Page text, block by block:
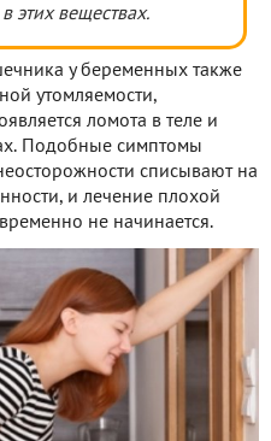
этих веществах.
у беременных также
утомляемости,
ломота в теле и
Подобные симптомы
списывают на
и лечение плохой
не начинается.